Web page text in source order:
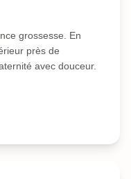
grossesse. En
près de
avec douceur.